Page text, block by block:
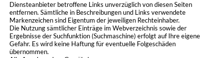
Diensteanbieter betroffene Links unverzüglich von diesen Seiten
entfernen. Sämtliche in Beschreibungen und Links verwendete
Markenzeichen sind Eigentum der jeweiligen Rechteinhaber.
Die Nutzung sämtlicher Einträge im Webverzeichnis sowie der
Ergebnisse der Suchfunktion (Suchmaschine) erfolgt auf Ihre eigene
Gefahr. Es wird keine Haftung für eventuelle Folgeschäden
übernommen.